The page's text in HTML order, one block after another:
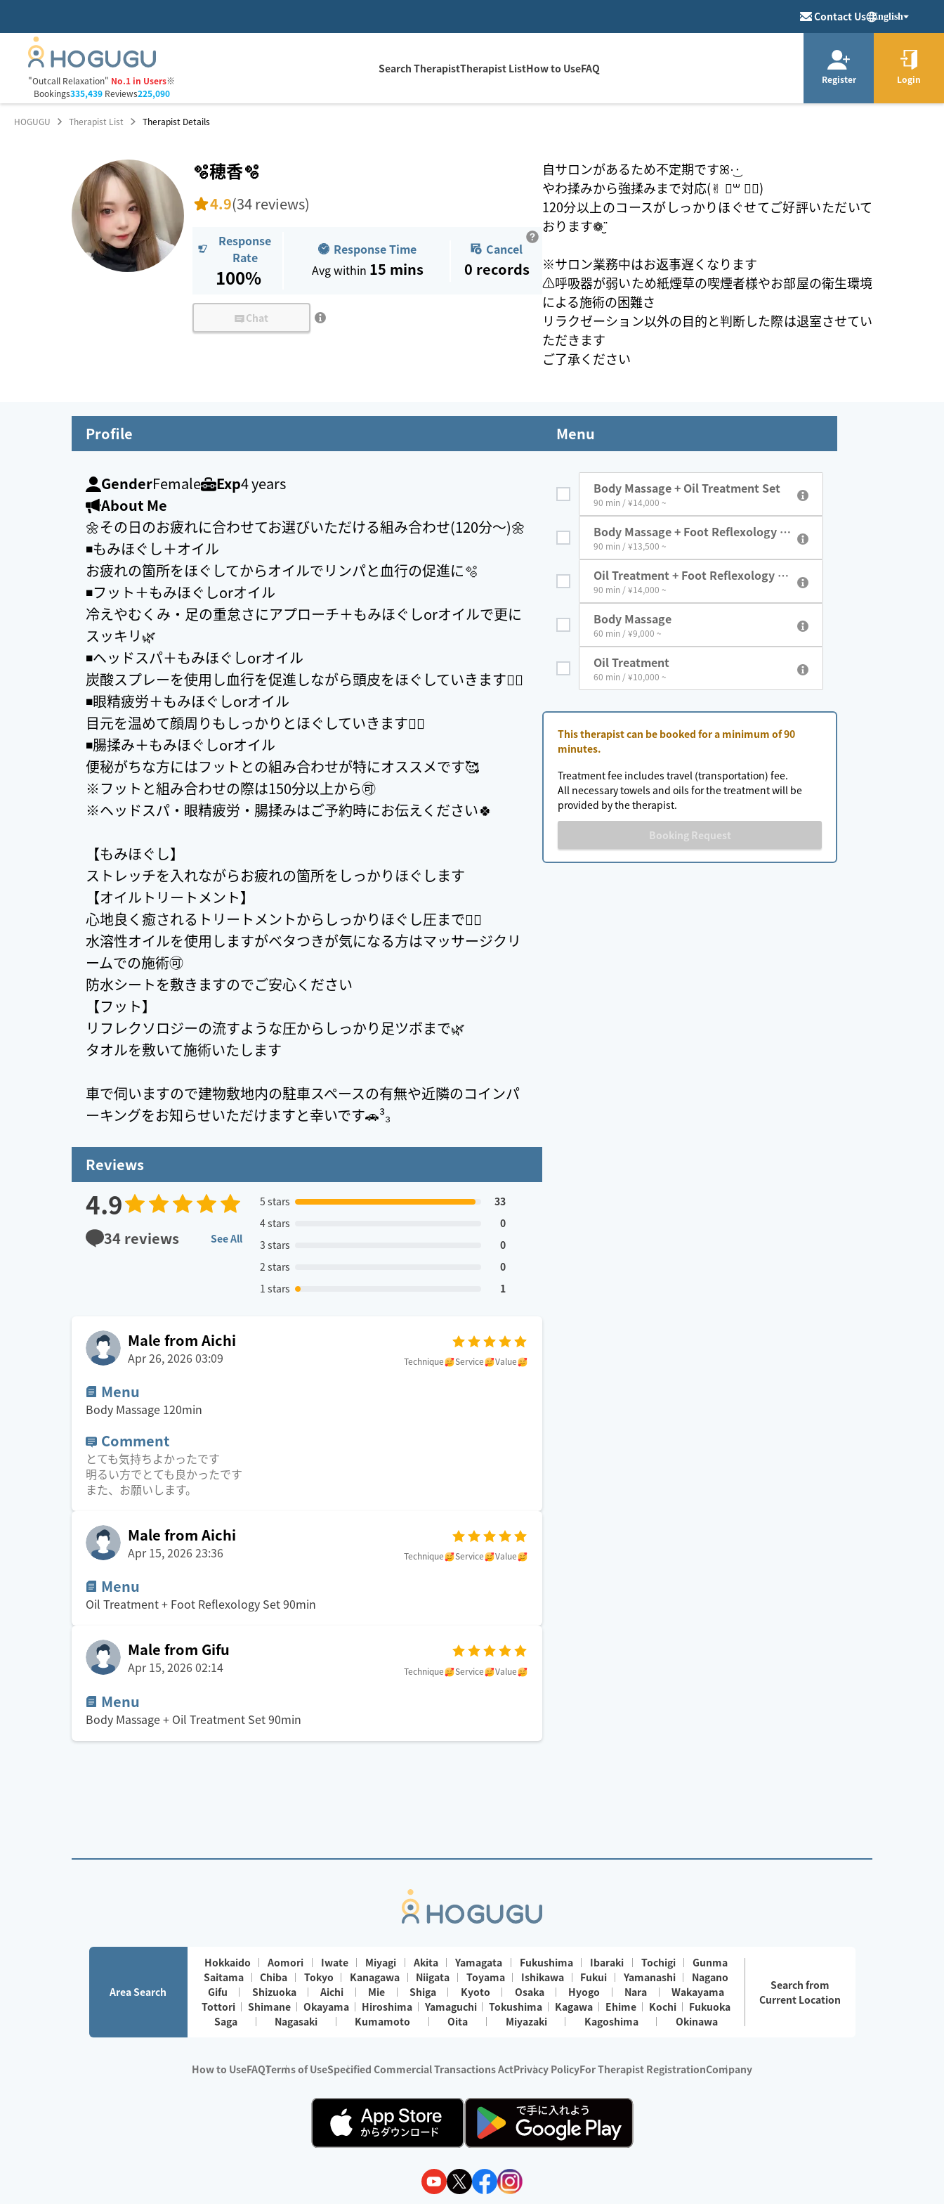
Contact Us English
"Outcall Relaxation" No.1 in Users※
Bookings335,439Reviews225,090
Search TherapistTherapist ListHow to UseFAQ
Register Login
HOGUGU Therapist List Therapist Details
🫧穂香🫧
4.9(34 reviews)
Response
Rate
100%
Response Time
Avg within 15 mins
Cancel
0 records
Chat
自サロンがあるため不定期ですꕤ︎︎·͜· ︎︎
やわ揉みから強揉みまで対応(✌︎ ॑꒳ ॑✌︎)
120分以上のコースがしっかりほぐせてご好評いただいて
おります❁¨̮
※サロン業務中はお返事遅くなります
⚠️呼吸器が弱いため紙煙草の喫煙者様やお部屋の衛生環境
による施術の困難さ
リラクゼーション以外の目的と判断した際は退室させてい
ただきます
ご了承ください
Profile
GenderFemale Exp4 years
About Me
🌼その日のお疲れに合わせてお選びいただける組み合わせ(120分〜)🌼
◾️もみほぐし＋オイル
お疲れの箇所をほぐしてからオイルでリンパと血行の促進に🫧
◾️フット＋もみほぐしorオイル
冷えやむくみ・足の重怠さにアプローチ＋もみほぐしorオイルで更に
スッキリ🌿
◾️ヘッドスパ＋もみほぐしorオイル
炭酸スプレーを使用し血行を促進しながら頭皮をほぐしていきます💆‍♀️
◾️眼精疲労＋もみほぐしorオイル
目元を温めて顔周りもしっかりとほぐしていきます💆‍♀️
◾️腸揉み＋もみほぐしorオイル
便秘がちな方にはフットとの組み合わせが特にオススメです🥰
※フットと組み合わせの際は150分以上から🉑
※ヘッドスパ・眼精疲労・腸揉みはご予約時にお伝えください🍀
【もみほぐし】
ストレッチを入れながらお疲れの箇所をしっかりほぐします
【オイルトリートメント】
心地良く癒されるトリートメントからしっかりほぐし圧まで🙆‍♀️
水溶性オイルを使用しますがベタつきが気になる方はマッサージクリ
ームでの施術🉑
防水シートを敷きますのでご安心ください
【フット】
リフレクソロジーの流すような圧からしっかり足ツボまで🌿
タオルを敷いて施術いたします
車で伺いますので建物敷地内の駐車スペースの有無や近隣のコインパ
ーキングをお知らせいただけますと幸いです🚗³₃
Menu
Body Massage + Oil Treatment Set
90 min / ¥14,000 ~
Body Massage + Foot Reflexology S
et
90 min / ¥13,500 ~
Oil Treatment + Foot Reflexology Se
t
90 min / ¥14,000 ~
Body Massage
60 min / ¥9,000 ~
Oil Treatment
60 min / ¥10,000 ~
This therapist can be booked for a minimum of 90
minutes.
Treatment fee includes travel (transportation) fee.
All necessary towels and oils for the treatment will be
provided by the therapist.
Booking Request
Reviews
4.9
34 reviews See All
5 stars
33
4 stars
0
3 stars
0
2 stars
0
1 stars
1
Male from Aichi
Apr 26, 2026 03:09 Technique Service Value
Menu
Body Massage 120min
Comment
とても気持ちよかったです
明るい方でとても良かったです
また、お願いします。
Male from Aichi
Apr 15, 2026 23:36 Technique Service Value
Menu
Oil Treatment + Foot Reflexology Set90min
Male from Gifu
Apr 15, 2026 02:14 Technique Service Value
Menu
Body Massage + Oil Treatment Set90min
Area Search
Hokkaido Aomori Iwate Miyagi Akita Yamagata Fukushima Ibaraki Tochigi
Gunma
Saitama
Chiba Tokyo Kanagawa Niigata Toyama Ishikawa Fukui Yamanashi
Nagano
Gifu
Shizuoka Aichi Mie Shiga Kyoto Osaka Hyogo Nara
Wakayama
Tottori
Shimane Okayama Hiroshima Yamaguchi Tokushima Kagawa Ehime Kochi
Fukuoka
Saga
Nagasaki Kumamoto Oita Miyazaki Kagoshima Okinawa
Search from
Current Location
How to UseFAQTerms of UseSpecified Commercial Transactions ActPrivacy PolicyFor Therapist RegistrationCompany